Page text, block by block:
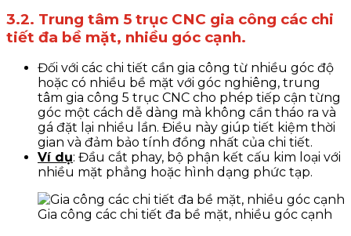
3.2. Trung tâm 5 trục CNC gia công các chi
tiết đa bề mặt, nhiều góc cạnh.
Đối với các chi tiết cần gia công từ nhiều góc độ
hoặc có nhiều bề mặt với góc nghiêng, trung
tâm gia công 5 trục CNC cho phép tiếp cận từng
góc một cách dễ dàng mà không cần tháo ra và
gá đặt lại nhiều lần. Điều này giúp tiết kiệm thời
gian và đảm bảo tính đồng nhất của chi tiết.
Ví dụ: Đầu cắt phay, bộ phận kết cấu kim loại với
nhiều mặt phẳng hoặc hình dạng phức tạp.
Gia công các chi tiết đa bề mặt, nhiều góc cạnh